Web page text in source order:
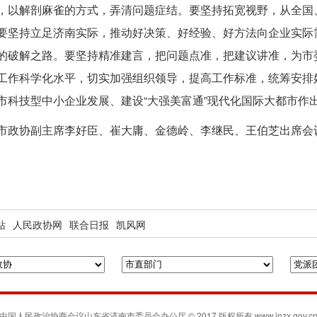
以解剖麻雀的方式，弄清问题症结。要坚持拓宽视野，从全
坚持立足济南实际，推动好决策、好经验、好方法向企业实
破解之路。要坚持精准建言，把问题点准，把建议讲准，为
作科学化水平，切实加强组织领导，提高工作标准，统筹安
科技型中小企业发展、建设“大强美富通”现代化国际大都市作
政协副主席李好臣、崔大庸、金德岭、李继民、王伯芝出席会
人民政协网 联合日报 凯风网